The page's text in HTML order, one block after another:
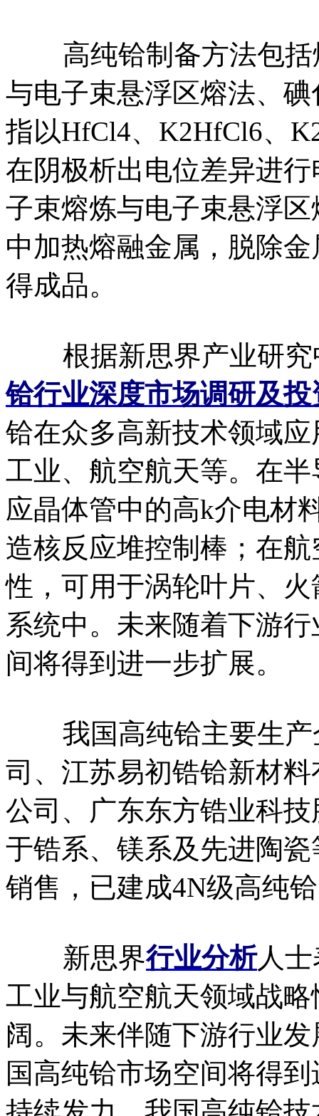
高纯铪制备方法包括
与电子束悬浮区熔法、
指以HfCl4、K2HfCl6、
在阴极析出电位差异进
子束熔炼与电子束悬浮
中加热熔融金属，脱除
得成品。
根据新思界产业研究
铪行业深度市场调研及
铪在众多高新技术领域
工业、航空航天等。在
应晶体管中的高k介电材
造核反应堆控制棒；在
性，可用于涡轮叶片、
系统中。未来随着下游
间将得到进一步扩展。
我国高纯铪主要生产
司、江苏易初锆铪新材
公司、广东东方锆业科
于锆系、镁系及先进陶
销售，已建成4N级高纯
新思界行业分析人
工业与航空航天领域战
阔。未来伴随下游行业
国高纯铪市场空间将得